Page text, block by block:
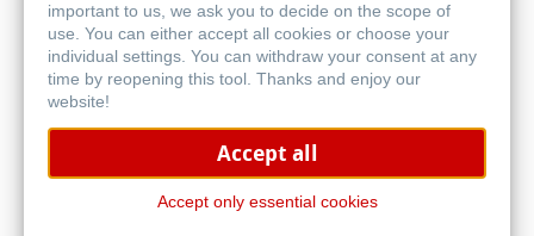
Skizzenbücher
important to us, we ask you to decide on the scope of
use. You can either accept all cookies or choose your
individual settings. You can withdraw your consent at any
time by reopening this tool. Thanks and enjoy our
website!
Accept all
Accept only essential cookies